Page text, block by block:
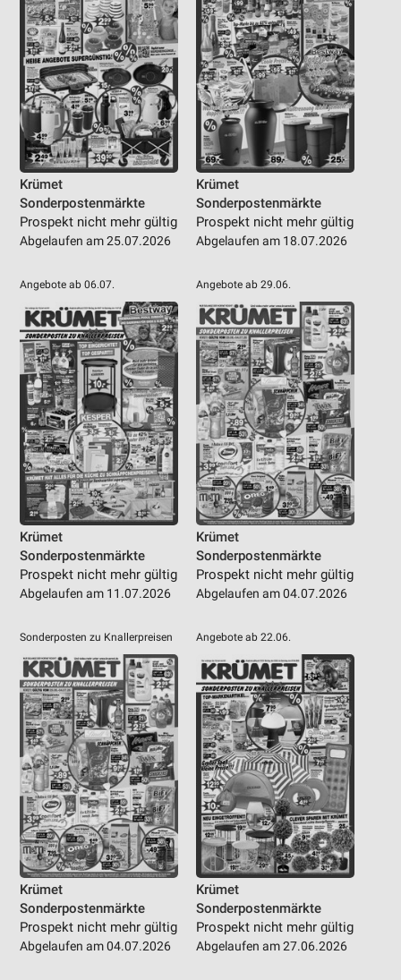
Krümet
Sonderpostenmärkte
Prospekt nicht mehr gültig
Abgelaufen am 25.07.2026
Krümet
Sonderpostenmärkte
Prospekt nicht mehr gültig
Abgelaufen am 18.07.2026
Angebote ab 06.07.
Krümet
Sonderpostenmärkte
Prospekt nicht mehr gültig
Abgelaufen am 11.07.2026
Angebote ab 29.06.
Krümet
Sonderpostenmärkte
Prospekt nicht mehr gültig
Abgelaufen am 04.07.2026
Sonderposten zu Knallerpreisen
Krümet
Sonderpostenmärkte
Prospekt nicht mehr gültig
Abgelaufen am 04.07.2026
Angebote ab 22.06.
Krümet
Sonderpostenmärkte
Prospekt nicht mehr gültig
Abgelaufen am 27.06.2026